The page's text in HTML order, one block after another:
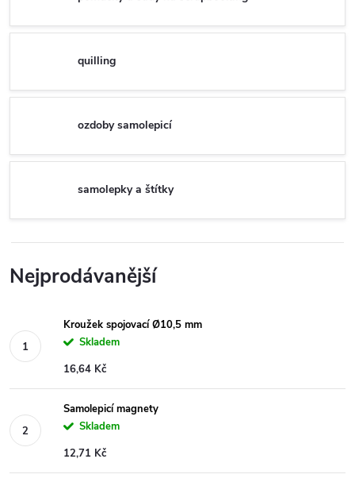
quilling
ozdoby samolepicí
samolepky a štítky
Nejprodávanější
Kroužek spojovací Ø10,5 mm
Skladem
16,64 Kč
Samolepicí magnety
Skladem
12,71 Kč